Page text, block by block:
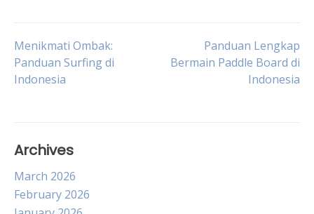
Post
navigation
Menikmati Ombak:
Panduan Surfing di
Indonesia
Panduan Lengkap
Bermain Paddle Board di
Indonesia
Archives
March 2026
February 2026